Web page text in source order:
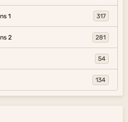
1 317
2 281
54
134